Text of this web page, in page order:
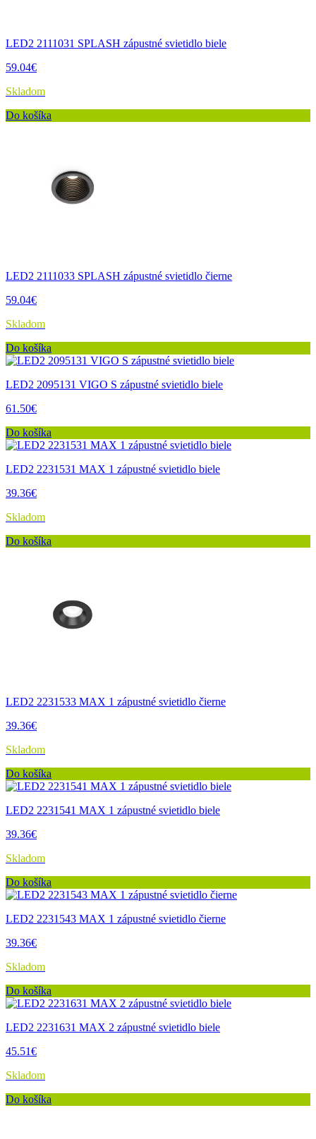
LED2 2111031 SPLASH zápustné svietidlo biele
59.04€
Skladom
Do košíka
LED2 2111033 SPLASH zápustné svietidlo čierne
59.04€
Skladom
Do košíka
LED2 2095131 VIGO S zápustné svietidlo biele
61.50€
Do košíka
LED2 2231531 MAX 1 zápustné svietidlo biele
39.36€
Skladom
Do košíka
LED2 2231533 MAX 1 zápustné svietidlo čierne
39.36€
Skladom
Do košíka
LED2 2231541 MAX 1 zápustné svietidlo biele
39.36€
Skladom
Do košíka
LED2 2231543 MAX 1 zápustné svietidlo čierne
39.36€
Skladom
Do košíka
LED2 2231631 MAX 2 zápustné svietidlo biele
45.51€
Skladom
Do košíka